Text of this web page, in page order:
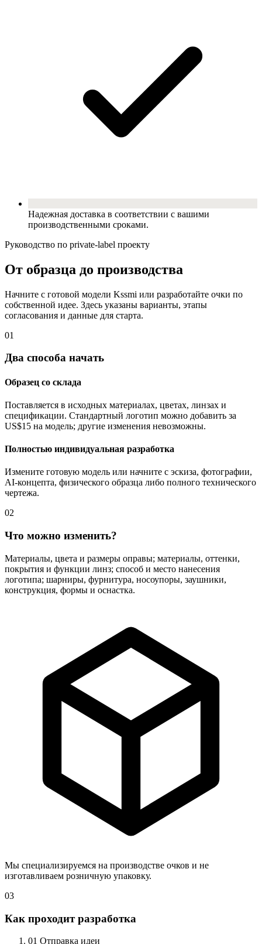
Надежная доставка в соответствии с вашими
производственными сроками.
Руководство по private-label проекту
От образца до производства
Начните с готовой модели Kssmi или разработайте очки по
собственной идее. Здесь указаны варианты, этапы
согласования и данные для старта.
01
Два способа начать
Образец со склада
Поставляется в исходных материалах, цветах, линзах и
спецификации. Стандартный логотип можно добавить за
US$15 на модель; другие изменения невозможны.
Полностью индивидуальная разработка
Измените готовую модель или начните с эскиза, фотографии,
AI-концепта, физического образца либо полного технического
чертежа.
02
Что можно изменить?
Материалы, цвета и размеры оправы; материалы, оттенки,
покрытия и функции линз; способ и место нанесения
логотипа; шарниры, фурнитура, носоупоры, заушники,
конструкция, формы и оснастка.
Мы специализируемся на производстве очков и не
изготавливаем розничную упаковку.
03
Как проходит разработка
01 Отправка идеи